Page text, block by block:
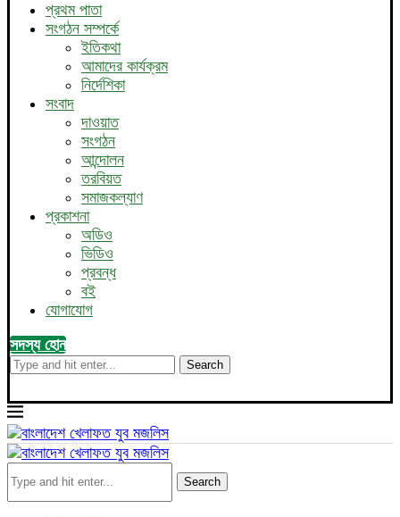
প্রথম পাতা
সংগঠন সম্পর্কে
ইতিকথা
আমাদের কার্যক্রম
নির্দেশিকা
সংবাদ
দাওয়াত
সংগঠন
আন্দোলন
তরবিয়ত
সমাজকল্যাণ
প্রকাশনা
অডিও
ভিডিও
প্রবন্ধ
বই
যোগাযোগ
সদস্য হোন
Search
Search